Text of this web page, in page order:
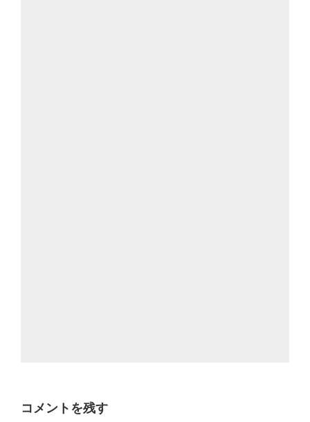
コメントを残す